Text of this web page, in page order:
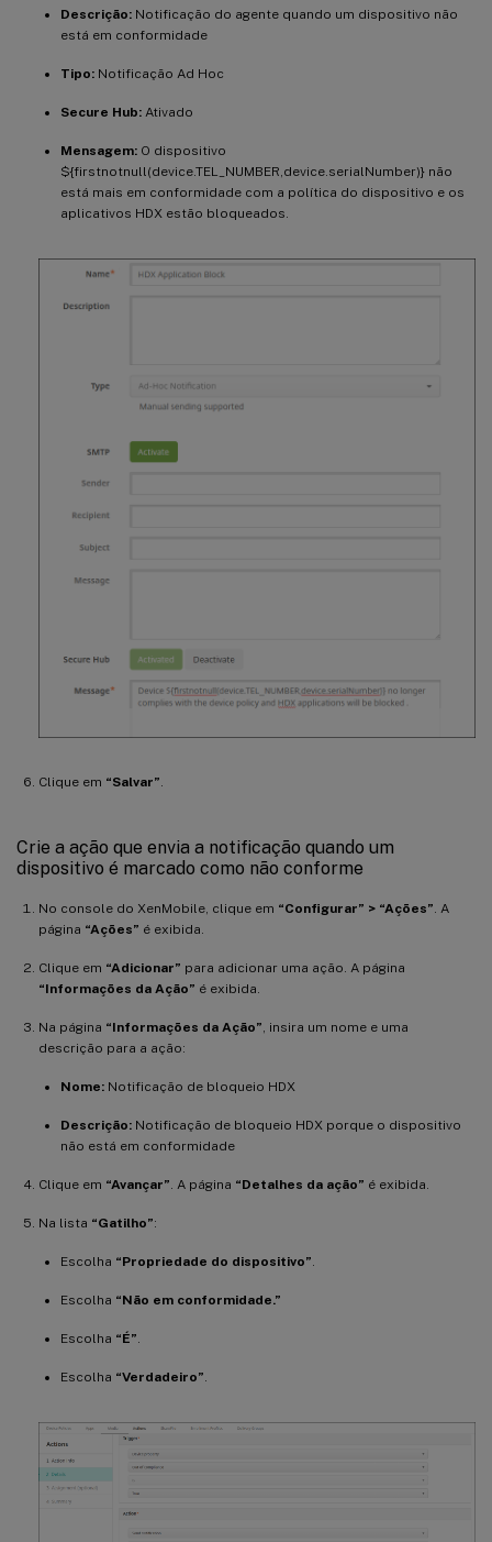
Descrição: Notificação do agente quando um dispositivo não
está em conformidade
Tipo: Notificação Ad Hoc
Secure Hub: Ativado
Mensagem: O dispositivo
${firstnotnull(device.TEL_NUMBER,device.serialNumber)} não
está mais em conformidade com a política do dispositivo e os
aplicativos HDX estão bloqueados.
Clique em “Salvar”.
Crie a ação que envia a notificação quando um
dispositivo é marcado como não conforme
No console do XenMobile, clique em “Configurar” > “Ações”. A
página “Ações” é exibida.
Clique em “Adicionar” para adicionar uma ação. A página
“Informações da Ação” é exibida.
Na página “Informações da Ação”, insira um nome e uma
descrição para a ação:
Nome: Notificação de bloqueio HDX
Descrição: Notificação de bloqueio HDX porque o dispositivo
não está em conformidade
Clique em “Avançar”. A página “Detalhes da ação” é exibida.
Na lista “Gatilho”:
Escolha “Propriedade do dispositivo”.
Escolha “Não em conformidade.”
Escolha “É”.
Escolha “Verdadeiro”.